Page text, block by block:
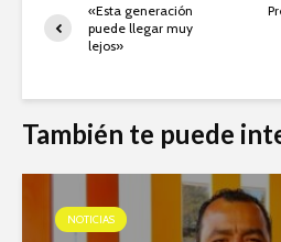
«Esta generación
puede llegar muy
lejos»
También te puede
NOTICIAS